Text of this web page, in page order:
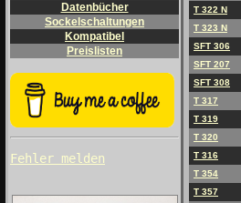
Datenbücher
Sockelschaltungen
Kompatibel
Preislisten
Fehler melden
T 322 N
T 323 N
SFT 306
SFT 207
SFT 308
T 317
T 319
T 320
T 316
T 354
T 357